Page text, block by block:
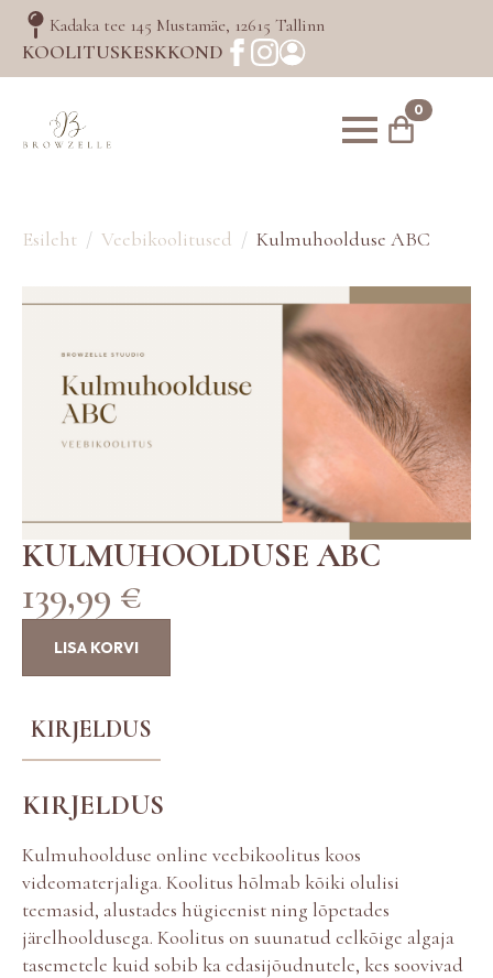
Kadaka tee 145 Mustamäe, 12615 Tallinn
KOOLITUSKESKKOND
0
Esileht Veebikoolitused Kulmuhoolduse ABC
KULMUHOOLDUSE ABC
139,99 €
LISA KORVI
KIRJELDUS
KIRJELDUS
Kulmuhoolduse online veebikoolitus koos
videomaterjaliga. Koolitus hõlmab kõiki olulisi
teemasid, alustades hügieenist ning lõpetades
järelhooldusega. Koolitus on suunatud eelkõige algaja
tasemetele kuid sobib ka edasijõudnutele, kes soovivad